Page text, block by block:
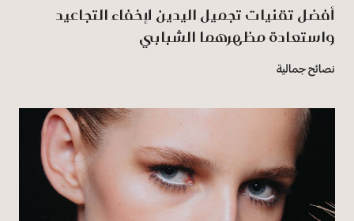
أفضل تقنيات تجميل اليدين لإخفاء التجاعيد
واستعادة مظهرهما الشبابي
نصائح جمالية